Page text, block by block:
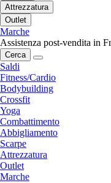
Attrezzatura
Outlet
Marche
Assistenza post-vendita in
Cerca
Saldi
Fitness/Cardio
Bodybuilding
Crossfit
Yoga
Combattimento
Abbigliamento
Scarpe
Attrezzatura
Outlet
Marche